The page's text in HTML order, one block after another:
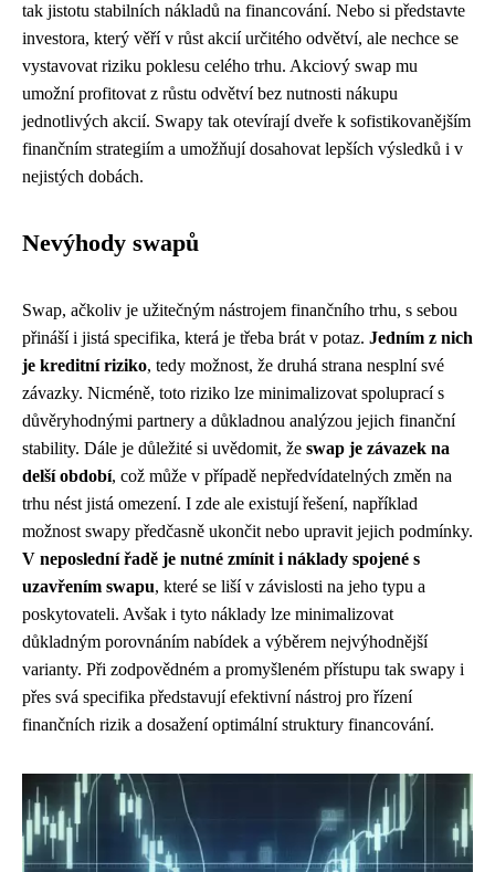
tak jistotu stabilních nákladů na financování. Nebo si představte
investora, který věří v růst akcií určitého odvětví, ale nechce se
vystavovat riziku poklesu celého trhu. Akciový swap mu
umožní profitovat z růstu odvětví bez nutnosti nákupu
jednotlivých akcií. Swapy tak otevírají dveře k sofistikovanějším
finančním strategiím a umožňují dosahovat lepších výsledků i v
nejistých dobách.
Nevýhody swapů
Swap, ačkoliv je užitečným nástrojem finančního trhu, s sebou
přináší i jistá specifika, která je třeba brát v potaz. Jedním z nich
je kreditní riziko, tedy možnost, že druhá strana nesplní své
závazky. Nicméně, toto riziko lze minimalizovat spoluprací s
důvěryhodnými partnery a důkladnou analýzou jejich finanční
stability. Dále je důležité si uvědomit, že swap je závazek na
delší období, což může v případě nepředvídatelných změn na
trhu nést jistá omezení. I zde ale existují řešení, například
možnost swapy předčasně ukončit nebo upravit jejich podmínky.
V neposlední řadě je nutné zmínit i náklady spojené s
uzavřením swapu, které se liší v závislosti na jeho typu a
poskytovateli. Avšak i tyto náklady lze minimalizovat
důkladným porovnáním nabídek a výběrem nejvýhodnější
varianty. Při zodpovědném a promyšleném přístupu tak swapy i
přes svá specifika představují efektivní nástroj pro řízení
finančních rizik a dosažení optimální struktury financování.